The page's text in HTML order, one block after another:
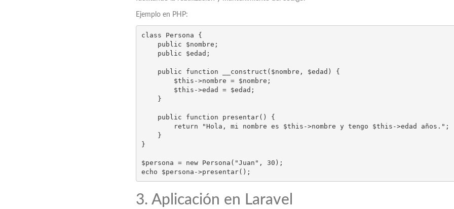
Ejemplo en PHP:
class Persona {
}
$persona = new Persona("Juan", 30);
echo $persona->presentar();
3. Aplicación en Laravel